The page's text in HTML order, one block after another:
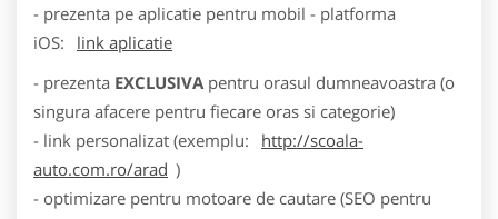
- prezenta pe aplicatie pentru mobil - platforma
iOS:
link aplicatie
- prezenta EXCLUSIVA pentru orasul dumneavoastra (o
singura afacere pentru fiecare oras si categorie)
- link personalizat (exemplu:
http://scoala-
auto.com.ro/arad )
- optimizare pentru motoare de cautare (SEO pentru